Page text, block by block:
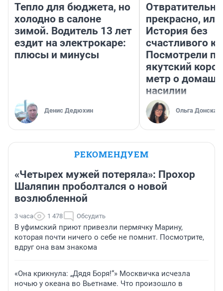
Тепло для бюджета, но
холодно в салоне
зимой. Водитель 13 лет
ездит на электрокаре:
плюсы и минусы
Денис Дедюхин
Отвратительно
прекрасно, или
История без
счастливого
Посмотрели
якутский
метр о
насилии
Ольга Донская
РЕКОМЕНДУЕМ
«Четырех мужей потеряла»: Прохор
Шаляпин проболтался о новой
возлюбленной
3 часа 1 478 Обсудить
В уфимский приют привезли пермячку Марину,
которая почти ничего о себе не помнит. Посмотрите,
вдруг она вам знакома
«Она крикнула: „Дядя Боря!“» Москвичка исчезла
ночью у океана во Вьетнаме. Что произошло в